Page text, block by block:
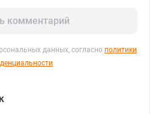
комментарий
данных, согласно политики